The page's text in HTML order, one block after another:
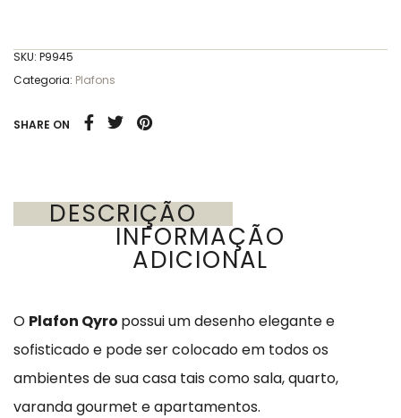
SKU: P9945
Categoria: Plafons
SHARE ON
DESCRIÇÃO
INFORMAÇÃO
ADICIONAL
O Plafon Qyro possui um desenho elegante e
sofisticado e pode ser colocado em todos os
ambientes de sua casa tais como sala, quarto,
varanda gourmet e apartamentos.